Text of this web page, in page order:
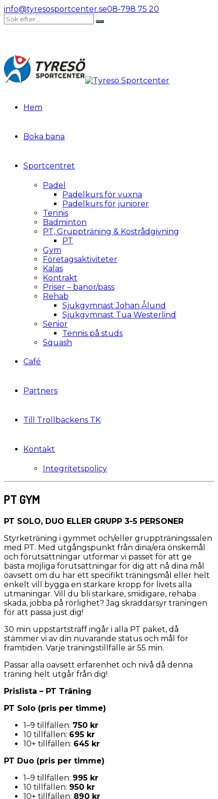
info@tyresosportcenter.se08-798 75 20
Hem
Boka bana
Sportcentret
Padel
Padelkurs för vuxna
Padelkurs för juniorer
Tennis
Badminton
PT, Gruppträning & Kostrådgivning
PT
Gym
Företagsaktiviteter
Kalas
Kontrakt
Priser – banor/pass
Rehab
Sjukgymnast Johan Ålund
Sjukgymnast Tua Westerlind
Senior
Tennis på studs
Squash
Café
Partners
Till Trollbäckens TK
Kontakt
Integritetspolicy
PT GYM
PT SOLO, DUO ELLER GRUPP 3-5 PERSONER
Styrketräning i gymmet och/eller gruppträningssalen
med PT. Med utgångspunkt från dina/era önskemål
och förutsättningar utformar vi passet för att ge
bästa möjliga förutsättningar för dig att nå dina mål
oavsett om du har ett specifikt träningsmål eller helt
enkelt vill bygga en starkare kropp för livets alla
utmaningar. Vill du bli starkare, smidigare, rehaba
skada, jobba på rörlighet? Jag skräddarsyr träningen
för att passa just dig!
30 min uppstartsträff ingår i alla PT paket, då
stämmer vi av din nuvarande status och mål för
framtiden. Varje träningstillfälle är 55 min.
Passar alla oavsett erfarenhet och nivå då denna
träning helt utgår från dig!
Prislista – PT Träning
PT Solo (pris per timme)
1–9 tillfällen: 750 kr
10 tillfällen: 695 kr
10+ tillfällen: 645 kr
PT Duo (pris per timme)
1–9 tillfällen: 995 kr
10 tillfällen: 950 kr
10+ tillfällen: 890 kr